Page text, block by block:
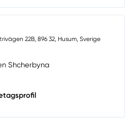
22B, 896 32, Husum, Sverige
Shcherbyna